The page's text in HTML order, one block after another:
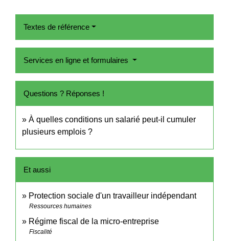
Textes de référence
Services en ligne et formulaires
Questions ? Réponses !
À quelles conditions un salarié peut-il cumuler
plusieurs emplois ?
Et aussi
Protection sociale d'un travailleur indépendant
Ressources humaines
Régime fiscal de la micro-entreprise
Fiscalité